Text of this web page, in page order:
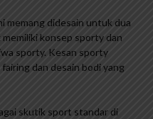
memang didesain untuk dua
konsep sporty dan
sporty. Kesan sporty
dan desain bodi yang
skutik sport standar di